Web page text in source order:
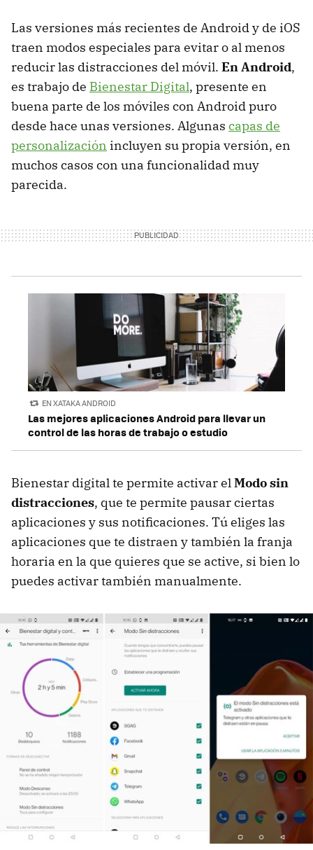
Las versiones más recientes de Android y de iOS
traen modos especiales para evitar o al menos
reducir las distracciones del móvil. En Android,
es trabajo de Bienestar Digital, presente en
buena parte de los móviles con Android puro
desde hace unas versiones. Algunas capas de
personalización incluyen su propia versión, en
muchos casos con una funcionalidad muy
parecida.
EN XATAKA ANDROID
Las mejores aplicaciones Android para llevar un
control de las horas de trabajo o estudio
Bienestar digital te permite activar elModo sin
distracciones, que te permite pausar ciertas
aplicaciones y sus notificaciones. Tú eliges las
aplicaciones que te distraen y también la franja
horaria en la que quieres que se active, si bien lo
puedes activar también manualmente.